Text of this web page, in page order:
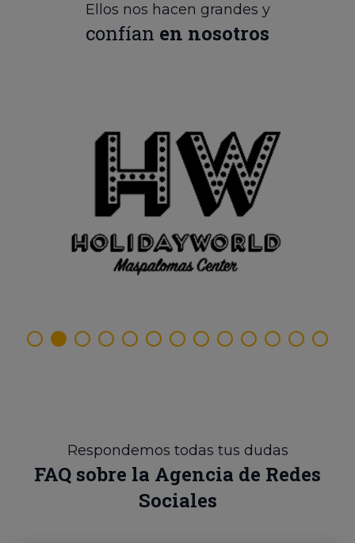
Ellos nos hacen grandes y
confían en nosotros
Respondemos todas tus dudas
FAQ sobre la Agencia de Redes
Sociales